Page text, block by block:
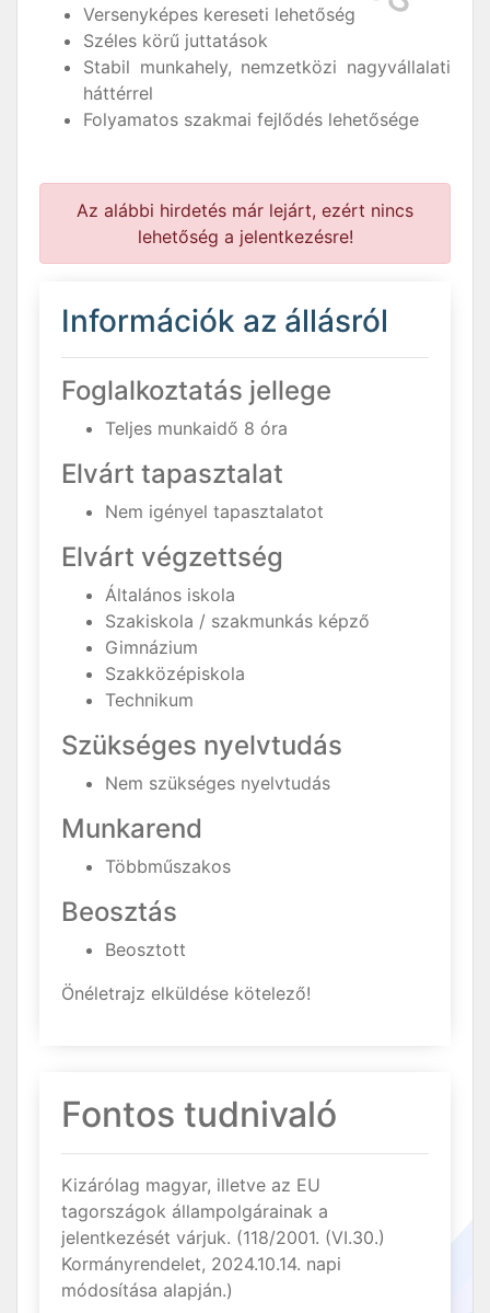
Versenyképes kereseti lehetőség
Széles körű juttatások
Stabil munkahely, nemzetközi nagyvállalati
háttérrel
Folyamatos szakmai fejlődés lehetősége
Az alábbi hirdetés már lejárt, ezért nincs
lehetőség a jelentkezésre!
Információk az állásról
Foglalkoztatás jellege
Teljes munkaidő 8 óra
Elvárt tapasztalat
Nem igényel tapasztalatot
Elvárt végzettség
Általános iskola
Szakiskola / szakmunkás képző
Gimnázium
Szakközépiskola
Technikum
Szükséges nyelvtudás
Nem szükséges nyelvtudás
Munkarend
Többműszakos
Beosztás
Beosztott
Önéletrajz elküldése kötelező!
Fontos tudnivaló
Kizárólag magyar, illetve az EU
tagországok állampolgárainak a
jelentkezését várjuk. (118/2001. (VI.30.)
Kormányrendelet, 2024.10.14. napi
módosítása alapján.)